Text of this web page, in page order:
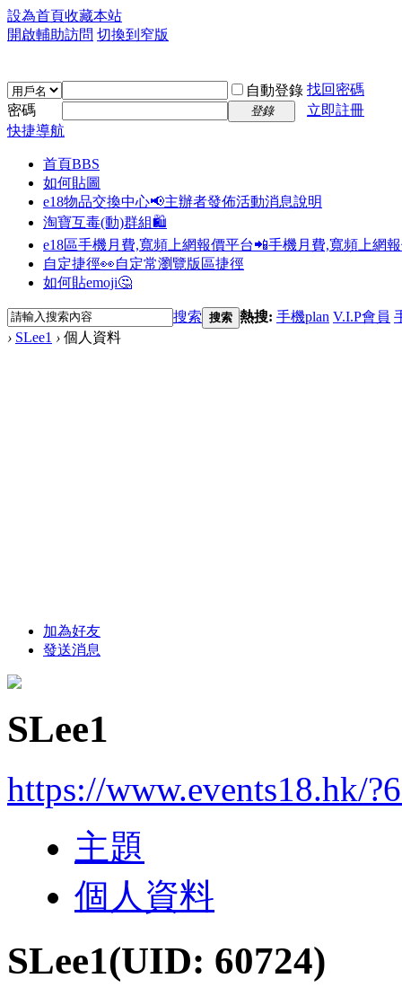
設為首頁收藏本站
開啟輔助訪問 切換到窄版
自動登錄 找回密碼
密碼
登錄
立即註冊
快捷導航
首頁BBS
如何貼圖
e18物品交換中心📢主辦者發佈活動消息說明
淘寶互毒(動)群組🛍️
e18區手機月費,寬頻上網報價平台📲手機月費,寬頻上網
自定捷徑👀自定常瀏覽版區捷徑
如何貼emoji🤔
搜索 搜索 熱搜: 手機plan V.I.P會員
› SLee1 › 個人資料
加為好友
發送消息
SLee1
https://www.events18.hk/
主題
個人資料
SLee1(UID: 60724)